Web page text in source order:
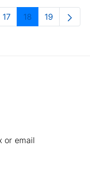
Pages Use
Page
17 Page
18 Page
19
or email